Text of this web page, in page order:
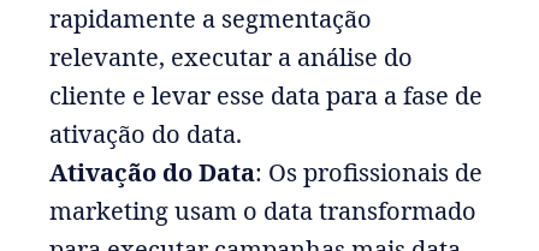
rapidamente a segmentação
relevante, executar a análise do
cliente e levar esse data para a fase de
ativação do data.
Ativação do Data: Os profissionais de
marketing usam o data transformado